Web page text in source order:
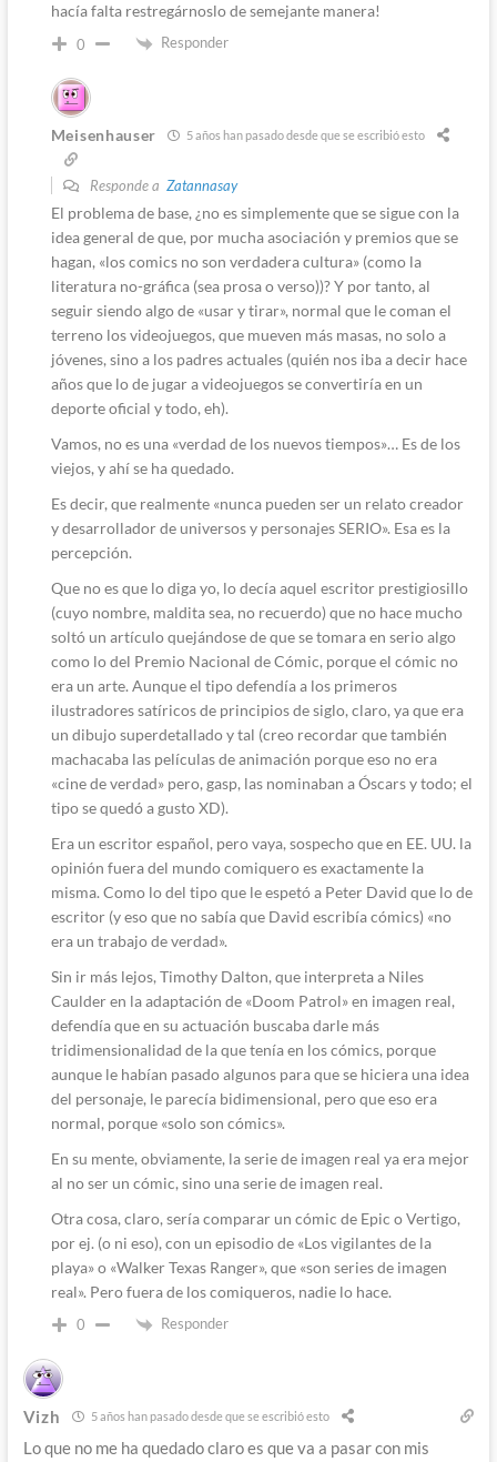
hacía falta restregárnoslo de semejante manera!
0 Responder
Meisenhauser 5 años han pasado desde que se escribió esto
Responde a Zatannasay
El problema de base, ¿no es simplemente que se sigue con la
idea general de que, por mucha asociación y premios que se
hagan, «los comics no son verdadera cultura» (como la
literatura no-gráfica (sea prosa o verso))? Y por tanto, al
seguir siendo algo de «usar y tirar», normal que le coman el
terreno los videojuegos, que mueven más masas, no solo a
jóvenes, sino a los padres actuales (quién nos iba a decir hace
años que lo de jugar a videojuegos se convertiría en un
deporte oficial y todo, eh).
Vamos, no es una «verdad de los nuevos tiempos»… Es de los
viejos, y ahí se ha quedado.
Es decir, que realmente «nunca pueden ser un relato creador
y desarrollador de universos y personajes SERIO». Esa es la
percepción.
Que no es que lo diga yo, lo decía aquel escritor prestigiosillo
(cuyo nombre, maldita sea, no recuerdo) que no hace mucho
soltó un artículo quejándose de que se tomara en serio algo
como lo del Premio Nacional de Cómic, porque el cómic no
era un arte. Aunque el tipo defendía a los primeros
ilustradores satíricos de principios de siglo, claro, ya que era
un dibujo superdetallado y tal (creo recordar que también
machacaba las películas de animación porque eso no era
«cine de verdad» pero, gasp, las nominaban a Óscars y todo; el
tipo se quedó a gusto XD).
Era un escritor español, pero vaya, sospecho que en EE. UU. la
opinión fuera del mundo comiquero es exactamente la
misma. Como lo del tipo que le espetó a Peter David que lo de
escritor (y eso que no sabía que David escribía cómics) «no
era un trabajo de verdad».
Sin ir más lejos, Timothy Dalton, que interpreta a Niles
Caulder en la adaptación de «Doom Patrol» en imagen real,
defendía que en su actuación buscaba darle más
tridimensionalidad de la que tenía en los cómics, porque
aunque le habían pasado algunos para que se hiciera una idea
del personaje, le parecía bidimensional, pero que eso era
normal, porque «solo son cómics».
En su mente, obviamente, la serie de imagen real ya era mejor
al no ser un cómic, sino una serie de imagen real.
Otra cosa, claro, sería comparar un cómic de Epic o Vertigo,
por ej. (o ni eso), con un episodio de «Los vigilantes de la
playa» o «Walker Texas Ranger», que «son series de imagen
real». Pero fuera de los comiqueros, nadie lo hace.
0 Responder
Vizh 5 años han pasado desde que se escribió esto
Lo que no me ha quedado claro es que va a pasar con mis